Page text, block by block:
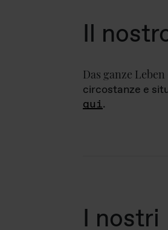
Il
Das ganze Leben
circostanze e
qui.
I nostri